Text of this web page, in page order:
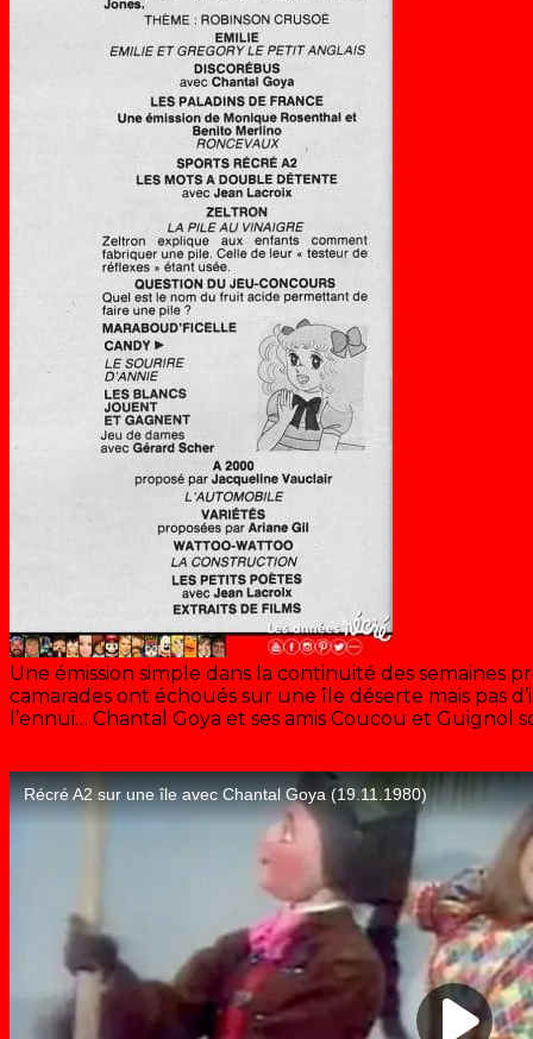
Une émission simple dans la continuité des semaines
camarades ont échoués sur une île déserte mais pas
l’ennui… Chantal Goya et ses amis Coucou et Guignol